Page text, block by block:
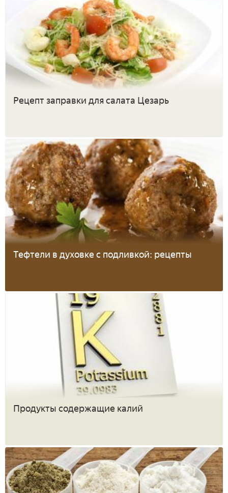
Рецепт заправки для салата Цезарь
Тефтели в духовке с подливкой: рецепты
Продукты содержащие калий